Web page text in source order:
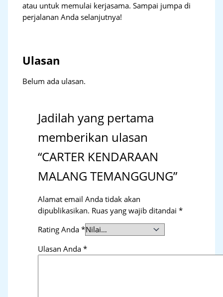
atau untuk memulai kerjasama. Sampai jumpa di
perjalanan Anda selanjutnya!
Ulasan
Belum ada ulasan.
Jadilah yang pertama
memberikan ulasan
“CARTER KENDARAAN
MALANG TEMANGGUNG”
Alamat email Anda tidak akan
dipublikasikan. Ruas yang wajib ditandai*
Rating Anda*
Ulasan Anda*